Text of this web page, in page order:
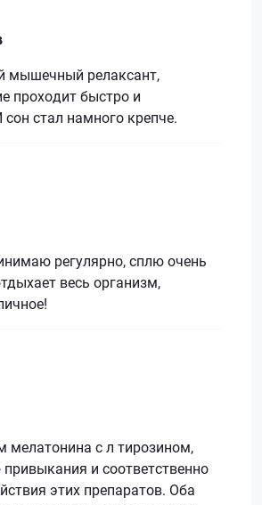
мышечный релаксант,
проходит быстро и
стал намного крепче.
регулярно, сплю очень
весь организм,
мелатонина с л тирозином,
и соответственно
этих препаратов. Оба